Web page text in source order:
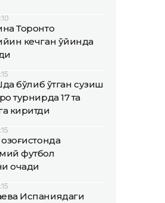
Торонто
кечган ўйинда
бўлиб ўтган сузиш
турнирда 17 та
киритди
футбол
очади
Испаниядаги